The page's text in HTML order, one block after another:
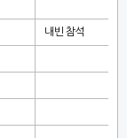
내빈 참석